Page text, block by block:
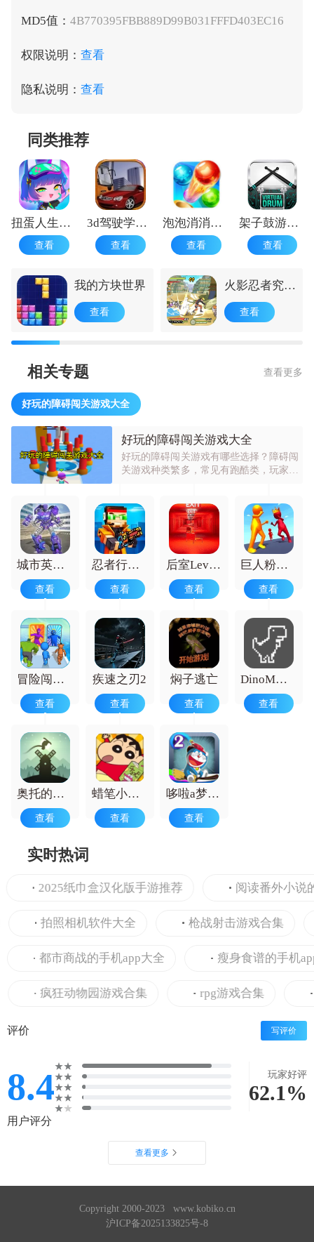
MD5值： 4B770395FBB889D99B031FFFD403EC16
权限说明： 查看
隐私说明： 查看
同类推荐
扭蛋人生中文版最新版
查看
3d驾驶学校中文版
查看
泡泡消消乐免费
查看
架子鼓游戏手机版
查看
我的方块世界
查看
火影忍者究极
查看
相关专题 查看更多
好玩的障碍闯关游戏大全
好玩的障碍闯关游戏大全
好玩的障碍闯关游戏有哪些选择？障碍闯
关游戏种类繁多，常见有跑酷类，玩家要
谜闯关类，要靠破解谜题来通过障碍关
卡。它们因能带来紧张刺激的挑战感和通
关成就感而受喜爱。可锻炼玩家的反应速
度、手眼协调和逻辑思维能力，让玩家在
挑战中释放压力，享受攻克难关的喜悦，
适合不同年龄段玩家在休闲时光体验。
城市英雄机甲救援
查看
忍者行动队1.0.5
查看
后室Level不想死就快跑
查看
巨人粉碎吧
查看
冒险闯关派对
查看
疾速之刃2
查看
焖子逃亡
查看
DinoM小恐龙
查看
奥托的冒险
查看
蜡笔小新春日宴
查看
哆啦a梦世界中文正版
查看
实时热词
2025纸巾盒汉化版手游推荐 阅读番外小说的
拍照相机软件大全 枪战射击游戏合集
都市商战的手机app大全 瘦身食谱的手机app
疯狂动物园游戏合集 rpg游戏合集
评价 写评价
8.4 玩家好评
62.1%
用户评分
查看更多
Copyright 2000-2023 www.kobiko.cn
沪ICP备2025133825号-8